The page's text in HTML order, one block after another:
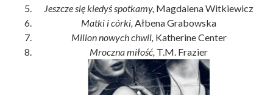
Jeszcze się kiedyś spotkamy, Magdalena Witkiewicz
Matki i córki, Ałbena Grabowska
Milion nowych chwil, Katherine Center
Mroczna miłość, T.M. Frazier